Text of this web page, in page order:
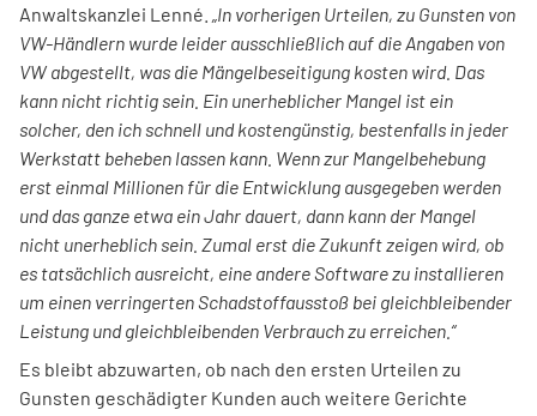
Anwaltskanzlei Lenné. „In vorherigen Urteilen, zu Gunsten von
VW-Händlern wurde leider ausschließlich auf die Angaben von
VW abgestellt, was die Mängelbeseitigung kosten wird. Das
kann nicht richtig sein. Ein unerheblicher Mangel ist ein
solcher, den ich schnell und kostengünstig, bestenfalls in jeder
Werkstatt beheben lassen kann. Wenn zur Mangelbehebung
erst einmal Millionen für die Entwicklung ausgegeben werden
und das ganze etwa ein Jahr dauert, dann kann der Mangel
nicht unerheblich sein. Zumal erst die Zukunft zeigen wird, ob
es tatsächlich ausreicht, eine andere Software zu installieren
um einen verringerten Schadstoffausstoß bei gleichbleibender
Leistung und gleichbleibenden Verbrauch zu erreichen.“
Es bleibt abzuwarten, ob nach den ersten Urteilen zu
Gunsten geschädigter Kunden auch weitere Gerichte